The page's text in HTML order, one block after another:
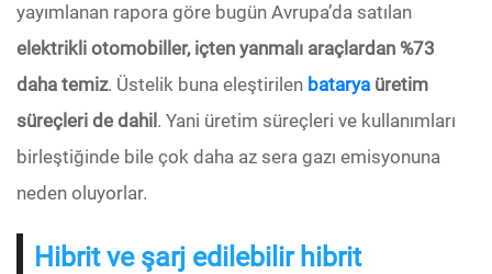
yayımlanan rapora göre bugün Avrupa’da satılan
elektrikli otomobiller, içten yanmalı araçlardan %73
daha temiz. Üstelik buna eleştirilen batarya üretim
süreçleri de dahil . Yani üretim süreçleri ve kullanımları
birleştiğinde bile çok daha az sera gazı emisyonuna
neden oluyorlar.
Hibrit ve şarj edilebilir hibrit